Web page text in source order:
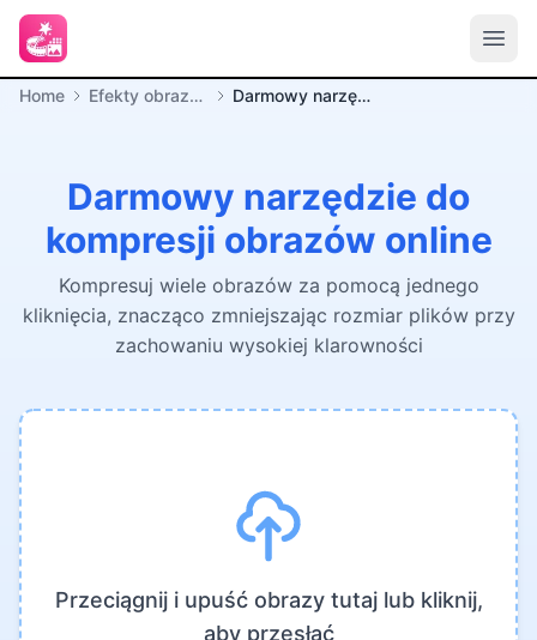
Home Efekty obrazów Darmowy narzędzie do kompresji obrazów online
Darmowy narzędzie do
kompresji obrazów online
Kompresuj wiele obrazów za pomocą jednego
kliknięcia, znacząco zmniejszając rozmiar plików przy
zachowaniu wysokiej klarowności
Przeciągnij i upuść obrazy tutaj lub kliknij,
aby przesłać